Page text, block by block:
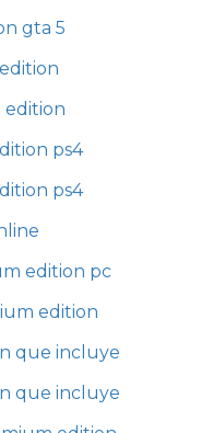
gta 5
edition
ps4
ps4
edition pc
edition
que incluye
que incluye